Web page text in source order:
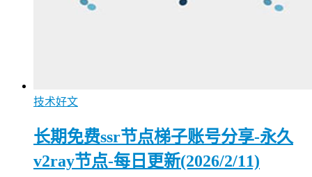
技术好文
长期免费ssr节点梯子账号分享-永久
v2ray节点-每日更新(2026/2/11)